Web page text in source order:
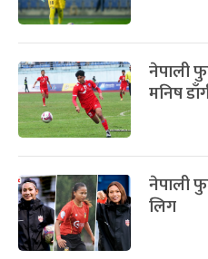
नेपाली
मनिष
नेपाली
लिग